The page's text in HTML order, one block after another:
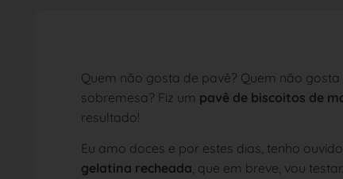
Quem não gosta de pavê? Quem não
sobremesa? Fiz um pavê de biscoitos de
resultado!
Eu amo doces e por estes dias, tenho
gelatina recheada, que em breve, vou